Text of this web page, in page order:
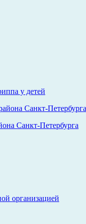
у детей
Санкт-Петербурга
организацией